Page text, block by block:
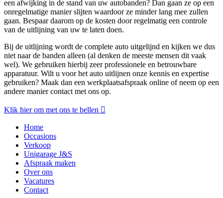
een afwijking in de stand van uw autobanden? Dan gaan ze op een
onregelmatige manier slijten waardoor ze minder lang mee zullen
gaan. Bespaar daarom op de kosten door regelmatig een controle
van de uitlijning van uw te laten doen.
Bij de uitlijning wordt de complete auto uitgelijnd en kijken we dus
niet naar de banden alleen (al denken de meeste mensen dit vaak
wel). We gebruiken hierbij zeer professionele en betrouwbare
apparatuur. Wilt u voor het auto uitlijnen onze kennis en expertise
gebruiken? Maak dan een werkplaatsafspraak online of neem op een
andere manier contact met ons op.
Klik hier om met ons te bellen
Home
Occasions
Verkoop
Unigarage J&S
Afspraak maken
Over ons
Vacatures
Contact